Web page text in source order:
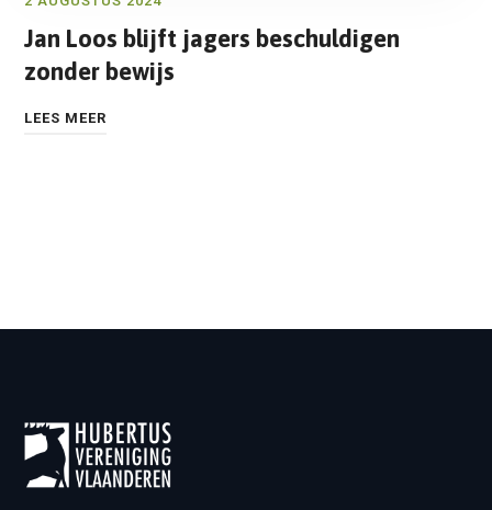
Jan Loos blijft jagers beschuldigen
zonder bewijs
LEES MEER